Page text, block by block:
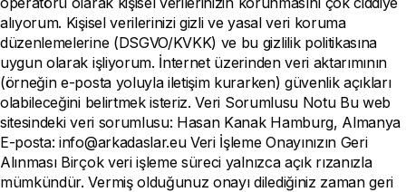
alıyorum. Kişisel verilerinizi gizli ve yasal veri koruma
düzenlemelerine (DSGVO/KVKK) ve bu gizlilik politikasına
uygun olarak işliyorum. İnternet üzerinden veri aktarımının
(örneğin e-posta yoluyla iletişim kurarken) güvenlik açıkları
olabileceğini belirtmek isteriz. Veri Sorumlusu Notu Bu web
sitesindeki veri sorumlusu: Hasan Kanak Hamburg, Almanya
E-posta: info@arkadaslar.eu Veri İşleme Onayınızın Geri
Alınması Birçok veri işleme süreci yalnızca açık rızanızla
mümkündür. Vermiş olduğunuz onayı dilediğiniz zaman geri